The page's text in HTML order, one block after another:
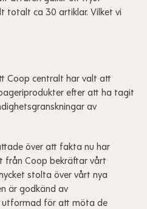
totalt ca 30 artiklar. Vilket vi
Coop centralt har valt att
efter att ha tagit
av
över att fakta nu har
från Coop bekräftar vårt
stolta över vårt nya
är godkänd av
utformad för att möta de